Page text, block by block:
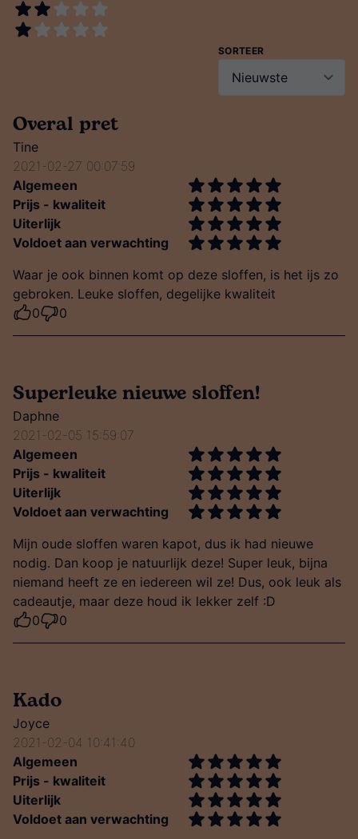
SORTEER
Overal pret
Tine
2021-02-27 00:07:59
Algemeen
Prijs - kwaliteit
Uiterlijk
Voldoet aan verwachting
Waar je ook binnen komt op deze sloffen, is het ijs zo
gebroken. Leuke sloffen, degelijke kwaliteit
0
0
Superleuke nieuwe sloffen!
Daphne
2021-02-05 15:59:07
Algemeen
Prijs - kwaliteit
Uiterlijk
Voldoet aan verwachting
Mijn oude sloffen waren kapot, dus ik had nieuwe
nodig. Dan koop je natuurlijk deze! Super leuk, bijna
niemand heeft ze en iedereen wil ze! Dus, ook leuk als
cadeautje, maar deze houd ik lekker zelf :D
0
0
Kado
Joyce
2021-02-04 10:41:40
Algemeen
Prijs - kwaliteit
Uiterlijk
Voldoet aan verwachting